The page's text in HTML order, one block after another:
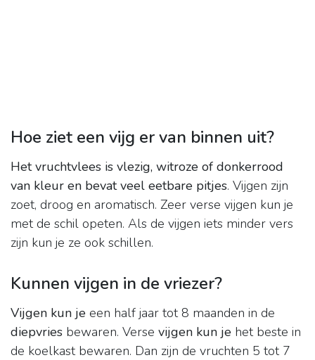
Hoe ziet een vijg er van binnen uit?
Het vruchtvlees is vlezig, witroze of donkerrood
van kleur en bevat veel eetbare pitjes. Vijgen zijn
zoet, droog en aromatisch. Zeer verse vijgen kun je
met de schil opeten. Als de vijgen iets minder vers
zijn kun je ze ook schillen.
Kunnen vijgen in de vriezer?
Vijgen kun je een half jaar tot 8 maanden in de
diepvries bewaren. Verse vijgen kun je het beste in
de koelkast bewaren. Dan zijn de vruchten 5 tot 7